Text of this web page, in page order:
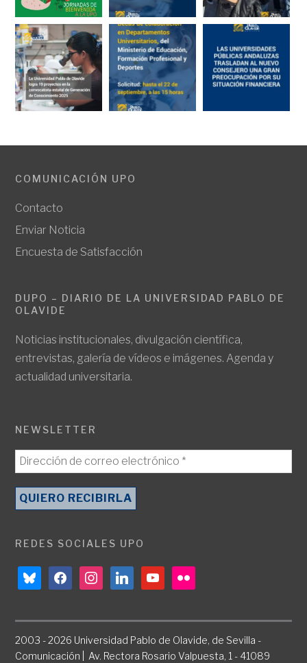
COMUNICACIÓN UPO
Contacto
Enviar Noticia
Encuesta de Satisfacción
DUPO – DIARIO DE LA UNIVERSIDAD PABLO DE
OLAVIDE
Noticias institucionales, divulgación científica,
entrevistas, galería de vídeos e imágenes. Agenda y
actualidad universitaria.
NEWSLETTER
REDES SOCIALES UPO
blueskyfacebookinstagramlinkedinyoutubeflickr
2003 - 2026 Universidad Pablo de Olavide, de Sevilla -
Comunicación | Av. Rectora Rosario Valpuesta, 1 - 41089